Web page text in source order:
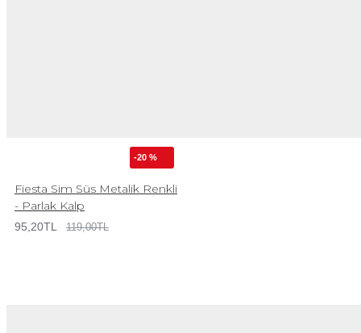
-20 %
Fiesta Sim Süs Metalik Renkli
- Parlak Kalp
95,20TL 119,00TL